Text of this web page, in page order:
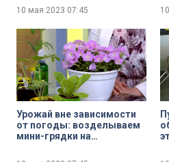
10 мая 2023 07:45
Урожай вне зависимости
от погоды: возделываем
мини-грядки на